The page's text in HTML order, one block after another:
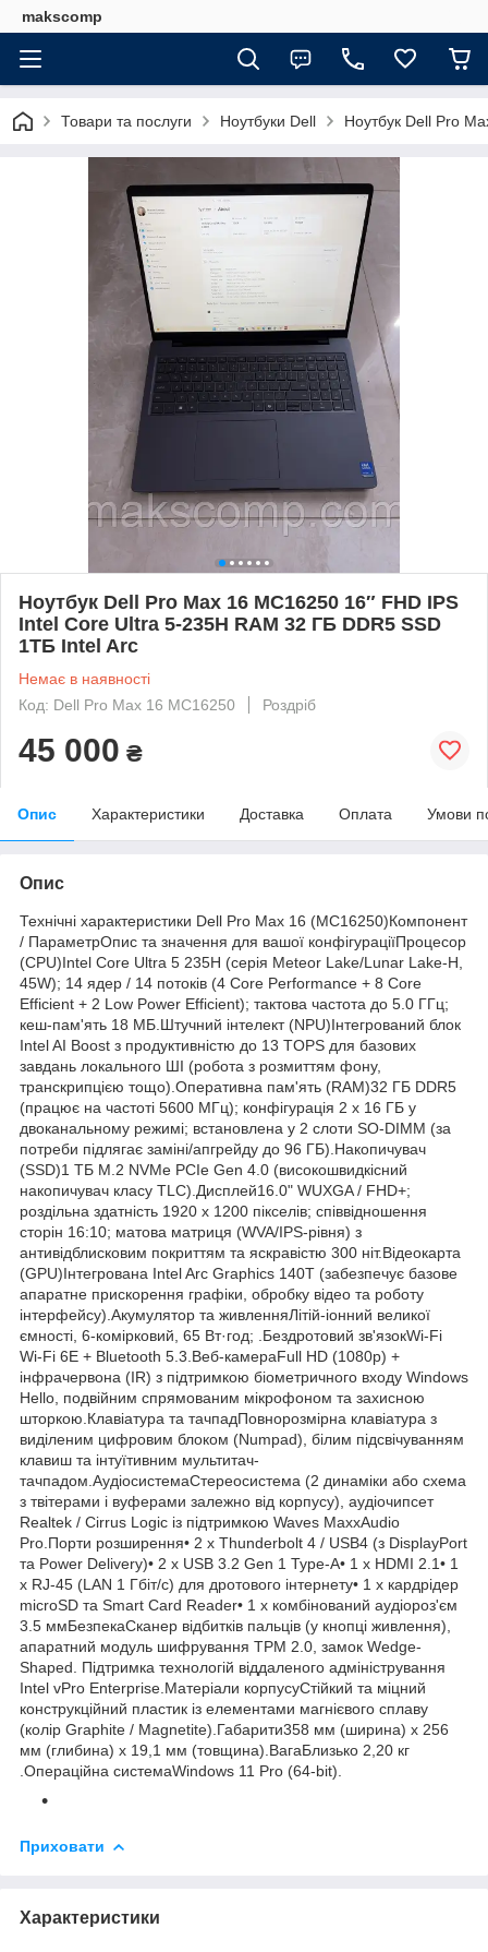
makscomp
Товари та послуги Ноутбуки Dell Ноутбук Dell Pro
Ноутбук Dell Pro Max 16 MC16250 16″ FHD IPS
Intel Core Ultra 5-235H RAM 32 ГБ DDR5 SSD
1ТБ Intel Arc
Немає в наявності
Код: Dell Pro Max 16 MC16250
Роздріб
45 000 ₴
Опис Характеристики Доставка Оплата Умови
Опис
Технічні характеристики Dell Pro Max 16 (MC16250)Компонент
/ ПараметрОпис та значення для вашої конфігураціїПроцесор
(CPU)Intel Core Ultra 5 235H (серія Meteor Lake/Lunar Lake-H,
45W); 14 ядер / 14 потоків (4 Core Performance + 8 Core
Efficient + 2 Low Power Efficient); тактова частота до 5.0 ГГц;
кеш-пам'ять 18 МБ.Штучний інтелект (NPU)Інтегрований блок
Intel AI Boost з продуктивністю до 13 TOPS для базових
завдань локального ШІ (робота з розмиттям фону,
транскрипцією тощо).Оперативна пам'ять (RAM)32 ГБ DDR5
(працює на частоті 5600 МГц); конфігурація 2 x 16 ГБ у
двоканальному режимі; встановлена у 2 слоти SO-DIMM (за
потреби підлягає заміні/апгрейду до 96 ГБ).Накопичувач
(SSD)1 ТБ M.2 NVMe PCIe Gen 4.0 (високошвидкісний
накопичувач класу TLC).Дисплей16.0" WUXGA / FHD+;
роздільна здатність 1920 x 1200 пікселів; співвідношення
сторін 16:10; матова матриця (WVA/IPS-рівня) з
антивідблисковим покриттям та яскравістю 300 ніт.Відеокарта
(GPU)Інтегрована Intel Arc Graphics 140T (забезпечує базове
апаратне прискорення графіки, обробку відео та роботу
інтерфейсу).Акумулятор та живленняЛітій-іонний великої
ємності, 6-комірковий, 65 Вт·год; .Бездротовий зв'язокWi-Fi
Wi-Fi 6E + Bluetooth 5.3.Веб-камераFull HD (1080p) +
інфрачервона (IR) з підтримкою біометричного входу Windows
Hello, подвійним спрямованим мікрофоном та захисною
шторкою.Клавіатура та тачпадПовнорозмірна клавіатура з
виділеним цифровим блоком (Numpad), білим підсвічуванням
клавиш та інтуїтивним мультитач-
тачпадом.АудіосистемаСтереосистема (2 динаміки або схема
з твітерами і вуферами залежно від корпусу), аудіочипсет
Realtek / Cirrus Logic із підтримкою Waves MaxxAudio
Pro.Порти розширення• 2 x Thunderbolt 4 / USB4 (з DisplayPort
та Power Delivery)• 2 x USB 3.2 Gen 1 Type-A• 1 x HDMI 2.1• 1
x RJ-45 (LAN 1 Гбіт/с) для дротового інтернету• 1 x кардрідер
microSD та Smart Card Reader• 1 x комбінований аудіороз'єм
3.5 ммБезпекаСканер відбитків пальців (у кнопці живлення),
апаратний модуль шифрування TPM 2.0, замок Wedge-
Shaped. Підтримка технологій віддаленого адміністрування
Intel vPro Enterprise.Матеріали корпусуСтійкий та міцний
конструкційний пластик із елементами магнієвого сплаву
(колір Graphite / Magnetite).Габарити358 мм (ширина) х 256
мм (глибина) х 19,1 мм (товщина).ВагаБлизько 2,20 кг
.Операційна системаWindows 11 Pro (64-bit).
Приховати
Характеристики